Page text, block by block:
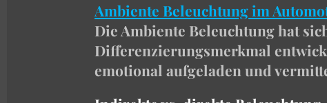
Ambiente Beleuchtung im
Die Ambiente Beleuchtung hat
Differenzierungsmerkmal
emotional aufgeladen und